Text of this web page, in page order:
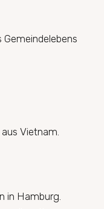
Gemeindelebens
Vietnam.
in Hamburg.